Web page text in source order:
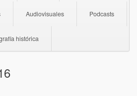
Audiovisuales Podcasts
histórica